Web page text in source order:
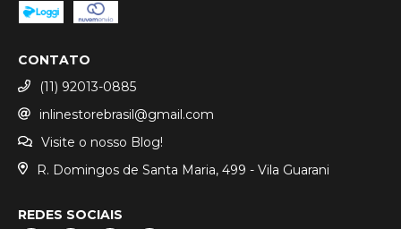
CONTATO
(11) 92013-0885
inlinestorebrasil@gmail.com
Visite o nosso Blog!
R. Domingos de Santa Maria, 499 - Vila Guarani
REDES SOCIAIS